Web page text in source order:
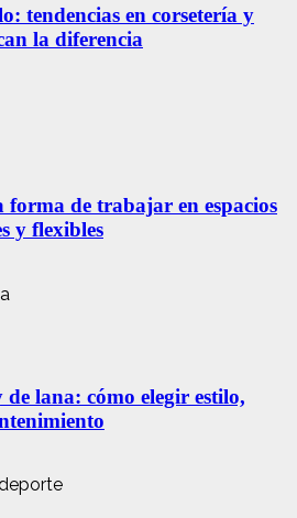
tendencias en corsetería y
la diferencia
de trabajar en espacios
y flexibles
lana: cómo elegir estilo,